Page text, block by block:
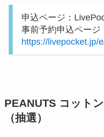
申込ページ：
事前予約申込ページ
https://livepocket.jp/
PEANUTS コット
（抽選）